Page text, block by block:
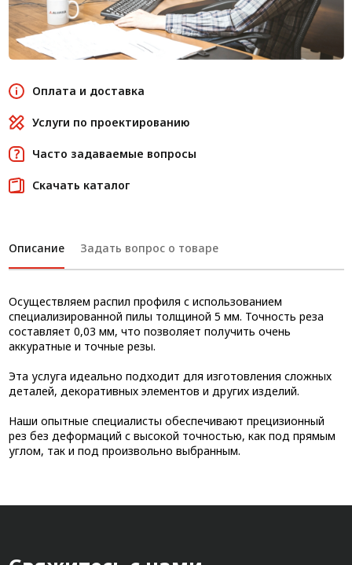
Оплата и доставка
Услуги по проектированию
Часто задаваемые вопросы
Скачать каталог
Описание Задать вопрос о товаре
Осуществляем распил профиля с использованием
специализированной пилы толщиной 5 мм. Точность реза
составляет 0,03 мм, что позволяет получить очень
аккуратные и точные резы.
Эта услуга идеально подходит для изготовления сложных
деталей, декоративных элементов и других изделий.
Наши опытные специалисты обеспечивают прецизионный
рез без деформаций с высокой точностью, как под прямым
углом, так и под произвольно выбранным.